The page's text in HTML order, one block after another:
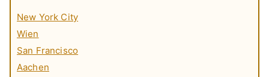
New York City
Wien
San Francisco
Aachen